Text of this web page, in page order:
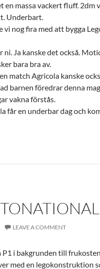
en massa vackert fluff. 2dm
Underbart.
vi nog fira med att bygga
ni. Ja kanske det också.
bara bra av.
match Agricola kanske
barnen föredrar denna
vakna förstås.
får en underbar dag och
LEAVE A COMMENT
P1 i bakgrunden till
med en legokonstruktion